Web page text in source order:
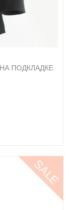
ПОДКЛАДКЕ
SALE